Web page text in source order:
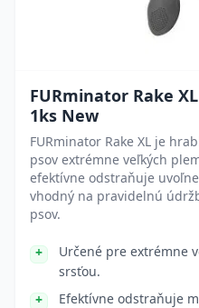
FURminator Rake
1ks New
FURminator Rake XL je
psov extrémne veľkých
efektívne odstraňuje
vhodný na pravidelnú
psov.
Určené pre extrémne
srsťou.
Efektívne odstraňuje